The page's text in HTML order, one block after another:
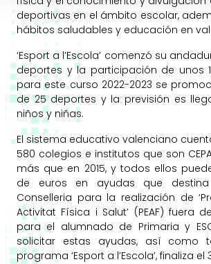
deportivas en el ámbito escolar,
hábitos saludables y educación en
‘Esport a l’Escola’ comenzó su
deportes y la participación de unos
para este curso 2022-2023 se
de 25 deportes y la previsión es
niños y niñas.
El sistema educativo valenciano
580 colegios e institutos que son
más que en 2015, y todos ellos
de euros en ayudas que
Conselleria para la realización de
Activitat Física i Salut’ (PEAF) fuera
para el alumnado de Primaria y
solicitar estas ayudas, así como
programa ‘Esport a l’Escola’, finaliza el